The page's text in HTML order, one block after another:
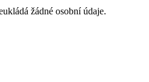
žádné osobní údaje.